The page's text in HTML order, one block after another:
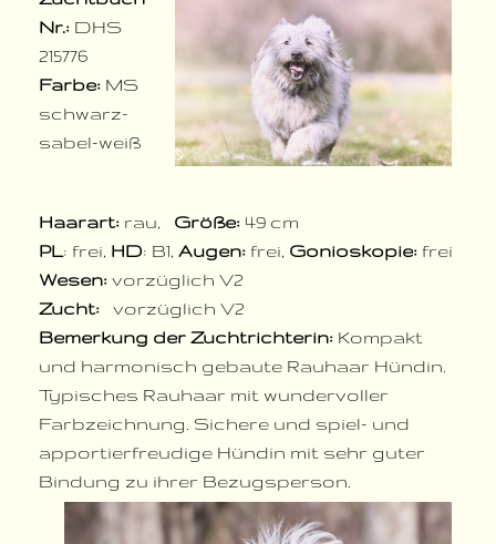
Nr.: DHS
215776
Farbe: MS
schwarz-
sabel-weiß
Haarart: rau, Größe: 49 cm
PL: frei, HD: B1, Augen: frei, Gonioskopie: frei
Wesen: vorzüglich V2
Zucht: vorzüglich V2
Bemerkung der Zuchtrichterin: Kompakt
und harmonisch gebaute Rauhaar Hündin.
Typisches Rauhaar mit wundervoller
Farbzeichnung. Sichere und spiel- und
apportierfreudige Hündin mit sehr guter
Bindung zu ihrer Bezugsperson.